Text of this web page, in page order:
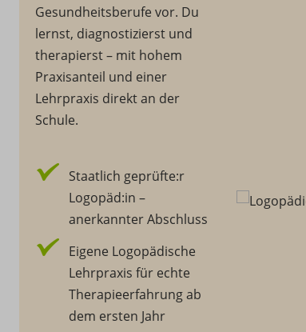
Gesundheitsberufe vor. Du
lernst, diagnostizierst und
therapierst – mit hohem
Praxisanteil und einer
Lehrpraxis direkt an der
Schule.
Staatlich geprüfte:r
Logopäd:in –
anerkannter Abschluss
Eigene Logopädische
Lehrpraxis für echte
Therapieerfahrung ab
dem ersten Jahr